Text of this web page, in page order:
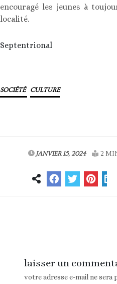
encouragé les jeunes à
localité.
Septentrional
SOCIÉTÉ CULTURE
JANVIER 15, 2024 2
laisser un
votre adresse e-mail ne sera